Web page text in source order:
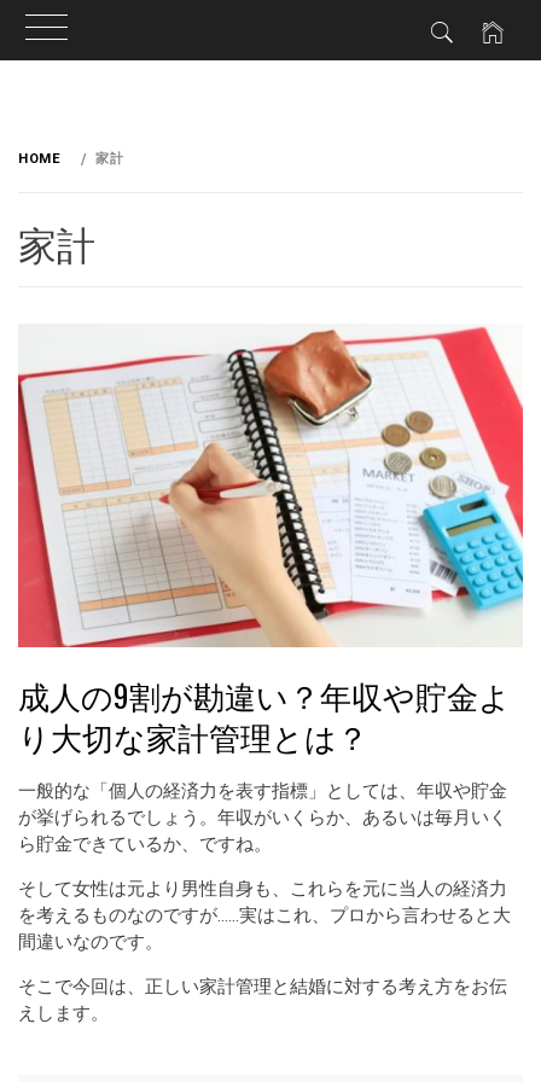
HOME 家計
家計
成人の9割が勘違い？年収や貯金よ
り大切な家計管理とは？
一般的な「個人の経済力を表す指標」としては、年収や貯金
が挙げられるでしょう。年収がいくらか、あるいは毎月いく
ら貯金できているか、ですね。
そして女性は元より男性自身も、これらを元に当人の経済力
を考えるものなのですが……実はこれ、プロから言わせると大
間違いなのです。
そこで今回は、正しい家計管理と結婚に対する考え方をお伝
えします。